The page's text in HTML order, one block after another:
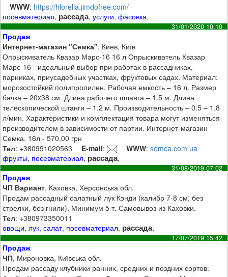
WWW: https://hlorella.jimdofree.com/
посевматериал, рассада,услуги,фасовка,
31/01/2020 10:10
Продаж
Интернет-магазин "Семка", Киев, Київ
Опрыскиватель Квазар Марс-16 16 л Опрыскиватель Квазар
Марс-16 - идеальный выбор при работах в рассадниках,
парниках, приусадебных участках, фруктовых садах. Материал:
морозостойкий полипропилен. Рабочая емкость – 16 л. Размер
бачка – 20x38 см. Длина рабочего шланга – 1.5 м. Длина
телескопической штанги – 1.2 м. Производительность – 0.5 – 1.8
л/мин. Характеристики и комплектация товара могут изменяться
производителем в зависимости от партии. Интернет-магазин
Семка. 16л - 570,00 грн
Тел: +380991020563 E-mail: WWW:semca.com.ua
фрукты, посевматериал, рассада,
31/08/2019 07:02
Продаж
ЧП Вариант, Каховка, Херсонська обл.
Продам рассадный салатный лук Кэнди (калибр 7-8 см; без
стрелки, без гнили). Минимум 5 т. Самовывоз из Каховки.
Тел: +380973350011
овощи,лук,салат, посевматериал, рассада,
17/07/2019 15:42
Продаж
ЧП, Мироновка, Київська обл.
Продам рассаду клубники ранних, средних и поздних сортов: